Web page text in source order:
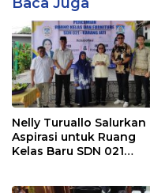
Nelly Turuallo Salurkan
Aspirasi untuk Ruang
Kelas Baru SDN 021